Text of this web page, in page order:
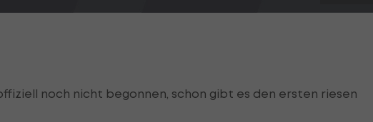
noch nicht begonnen, schon gibt es den ersten riesen